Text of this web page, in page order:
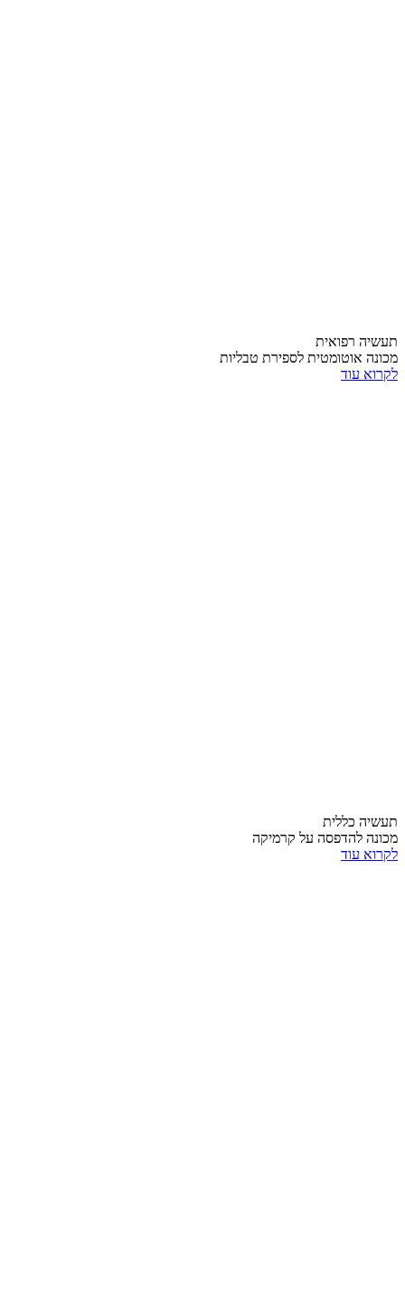
תעשיה רפואית
מכונה אוטומטית לספירת טבליות
לקרוא עוד
תעשיה כללית
מכונה להדפסה על קרמיקה
לקרוא עוד